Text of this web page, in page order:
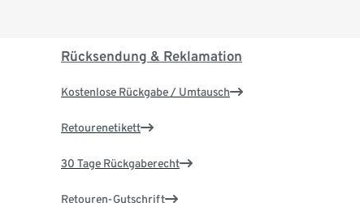
Rücksendung & Reklamation
Kostenlose Rückgabe / Umtausch
Retourenetikett
30 Tage Rückgaberecht
Retouren-Gutschrift